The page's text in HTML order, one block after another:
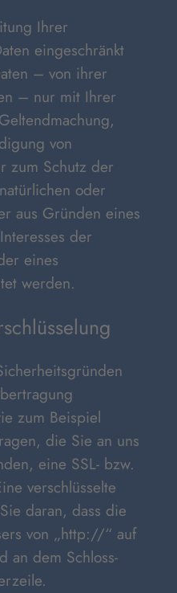
Ihrer
eingeschränkt
– von ihrer
– nur mit Ihrer
von
zum Schutz der
oder
aus Gründen eines
der
eines
werden.
zum Beispiel
die Sie an uns
eine SSL- bzw.
verschlüsselte
daran, dass die
von „http://“ auf
an dem Schloss-